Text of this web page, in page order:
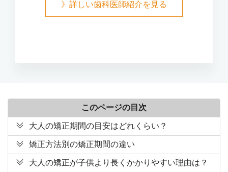
》詳しい歯科医師紹介を見る
このページの目次
大人の矯正期間の目安はどれくらい？
矯正方法別の矯正期間の違い
大人の矯正が子供より長くかかりやすい理由は？